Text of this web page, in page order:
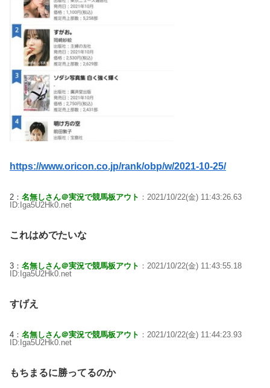
https://www.oricon.co.jp/rank/obp/w/2021-10-25/
2： 名無しさん＠実況で競馬板アウト ：2021/10/22(金) 11:43:26.63
ID:Iga5U2Hk0.net
これはめでたいな
3： 名無しさん＠実況で競馬板アウト ：2021/10/22(金) 11:43:55.18
ID:Iga5U2Hk0.net
すげえ
4： 名無しさん＠実況で競馬板アウト ：2021/10/22(金) 11:44:23.93
ID:Iga5U2Hk0.net
もちまるに勝ってるのか